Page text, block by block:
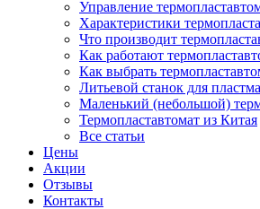
Управление
Характеристики
Что производит
Как работают
Как выбрать
Литьевой станок для
Маленький (небольшой)
Термопластавтомат из Китая
Все статьи
Цены
Акции
Отзывы
Контакты